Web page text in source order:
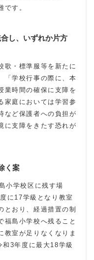
です。
し、いずれか片方
歌・標準服等を新たに
「学校行事の際に、本
業時間の確保に支障を
家庭においては学習参
など保護者への負担が
に支障をきたす恐れが
く案
小学校区に残す場
に17学級となり教室
とおり、経過措置の制
福島小学校へ残ること
教室が足りなくなりま
3年度に最大18学級